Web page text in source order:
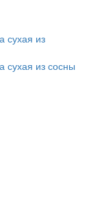
сухая из
сухая из сосны